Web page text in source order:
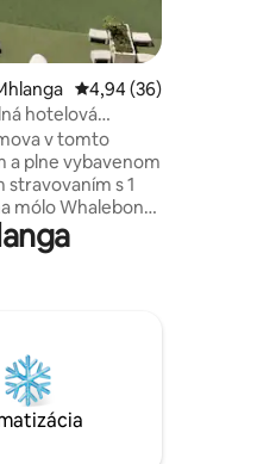
Priemerné
4,94 (36)
hotelová
Pearls
v tomto
a plne vybavenom
s 1
mólo Whalebone.
má generátor,
počas
sú k
službou.